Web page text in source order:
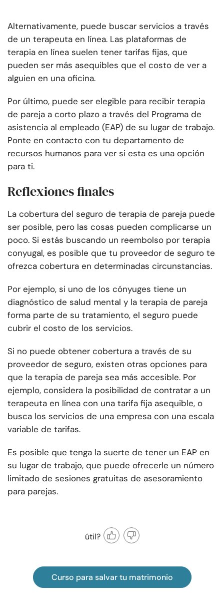
Alternativamente, puede buscar servicios a través
de un terapeuta en línea. Las plataformas de
terapia en línea suelen tener tarifas fijas, que
pueden ser más asequibles que el costo de ver a
alguien en una oficina.
Por último, puede ser elegible para recibir terapia
de pareja a corto plazo a través del Programa de
asistencia al empleado (EAP) de su lugar de trabajo.
Ponte en contacto con tu departamento de
recursos humanos para ver si esta es una opción
para ti.
Reflexiones finales
La cobertura del seguro de terapia de pareja puede
ser posible, pero las cosas pueden complicarse un
poco. Si estás buscando un reembolso por terapia
conyugal, es posible que tu proveedor de seguro te
ofrezca cobertura en determinadas circunstancias.
Por ejemplo, si uno de los cónyuges tiene un
diagnóstico de salud mental y la terapia de pareja
forma parte de su tratamiento, el seguro puede
cubrir el costo de los servicios.
Si no puede obtener cobertura a través de su
proveedor de seguro, existen otras opciones para
que la terapia de pareja sea más accesible. Por
ejemplo, considera la posibilidad de contratar a un
terapeuta en línea con una tarifa fija asequible, o
busca los servicios de una empresa con una escala
variable de tarifas.
Es posible que tenga la suerte de tener un EAP en
su lugar de trabajo, que puede ofrecerle un número
limitado de sesiones gratuitas de asesoramiento
para parejas.
útil?
Curso para salvar tu matrimonio